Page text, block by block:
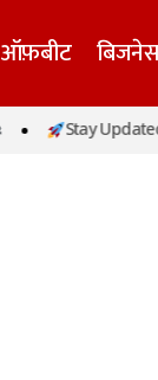
ऑफ़बीट
Stay Updated!